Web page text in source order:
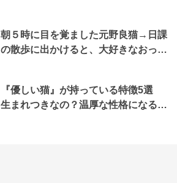
朝５時に目を覚ました元野良猫→日課
の散歩に出かけると、大好きなおっ…
『優しい猫』が持っている特徴5選
生まれつきなの？温厚な性格になる…